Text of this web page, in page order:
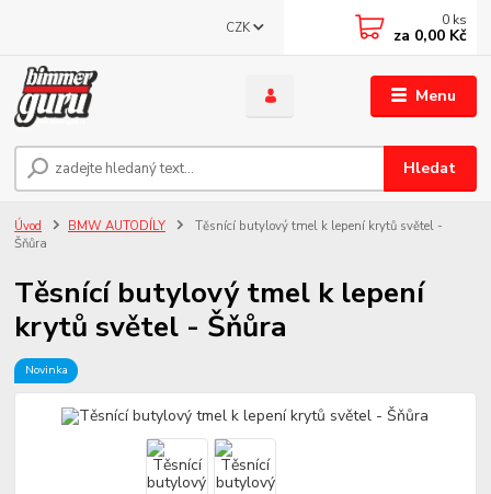
Menu
CZK
Hledat
0 ks
za 0,00 Kč
Úvod BMW AUTODÍLY
Těsnící butylový tmel k lepení krytů světel -
Šňůra
Těsnící butylový tmel k lepení
krytů světel - Šňůra
Novinka